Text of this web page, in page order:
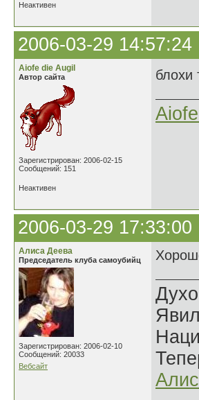
Неактивен
2006-03-29 14:57:24
Aiofe die Augil
Автор сайта
Зарегистрирован: 2006-02-15
Сообщений: 151
блохи
Неактивен
2006-03-29 17:33:00
Алиса Деева
Председатель клуба самоубийц
Зарегистрирован: 2006-02-10
Сообщений: 20033
Вебсайт